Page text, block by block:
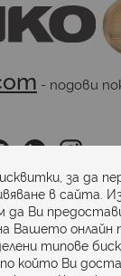
- подови
за да
в сайта.
да Ви
Вашето онлайн
типове
по който Ви